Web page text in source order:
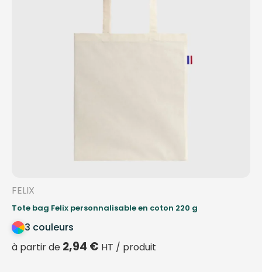
FELIX
Tote bag Felix personnalisable en coton 220 g
3 couleurs
à partir de 2,94 € HT / produit